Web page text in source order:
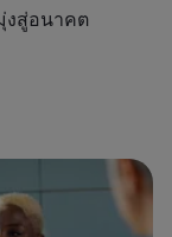
งสู่อนาคต